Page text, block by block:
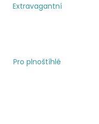
Extravagantní
Pro plnoštíhlé